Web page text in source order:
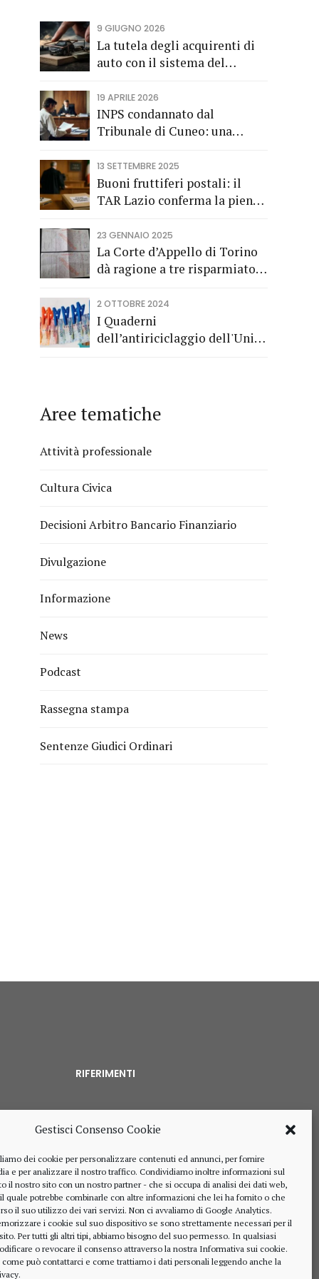
Gestisci Consenso Cookie
dei cookie per personalizzare contenuti ed annunci, per fornire
e per analizzare il nostro traffico. Condividiamo inoltre informazioni sul
il nostro sito con un nostro partner - che si occupa di analisi dei dati web,
quale potrebbe combinarle con altre informazioni che lei ha fornito o che
il suo utilizzo dei vari servizi. Non ci avvaliamo di Google Analytics.
i cookie sul suo dispositivo se sono strettamente necessari per il
Per tutti gli altri tipi, abbiamo bisogno del suo permesso. In qualsiasi
o revocare il consenso attraverso la nostra Informativa sui cookie.
come può contattarci e come trattiamo i dati personali leggendo anche la
.
9 GIUGNO 2026
La tutela degli acquirenti di
auto con il sistema del
19 APRILE 2026
INPS condannato dal
Tribunale di Cuneo: una
Fossano vince una causa
grazie all’Avv. Alberto Rizzo
di Bra
13 SETTEMBRE 2025
Buoni fruttiferi postali: il
TAR Lazio conferma la piena
Consumo a tutela dei
risparmiatori titolari di buoni
fruttiferi postali.
23 GENNAIO 2025
La Corte d’Appello di Torino
dà ragione a tre risparmiatori
2 OTTOBRE 2024
I Quaderni
dell’antiriciclaggio dell'Unità
Aree tematiche
Attività professionale
Cultura Civica
Decisioni Arbitro Bancario Finanziario
Divulgazione
Informazione
News
Podcast
Rassegna stampa
Sentenze Giudici Ordinari
RIFERIMENTI
alberto.rizzo@ordineavvocatialba.eu
RZZ LRT 72M24 B111O
IT 02916940048
© 2021,PC.COM